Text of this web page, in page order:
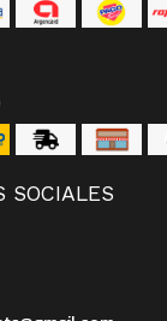
SOCIALES